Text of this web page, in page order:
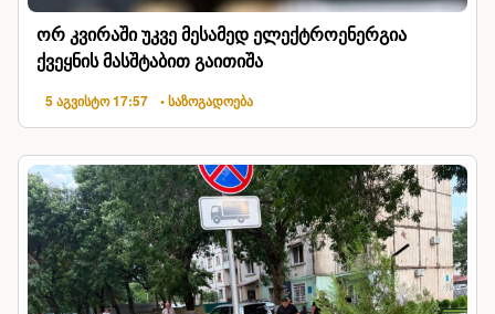
ორ კვირაში უკვე მესამედ ელექტროენერგია
ქვეყნის მასშტაბით გაითიშა
5 აგვისტო 17:57 • საზოგადოება